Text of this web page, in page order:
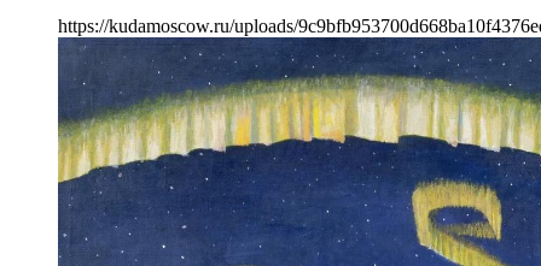
https://kudamoscow.ru/uploads/